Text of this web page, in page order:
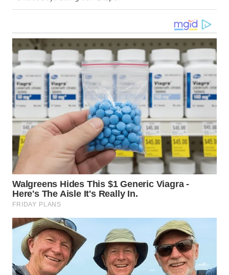
WN
WN
DANAU
TOBA
WN
NIAS
LANGKAT
WN
TAPANULI
SELATAN
WN
TANJUNG
LESUNG
WN